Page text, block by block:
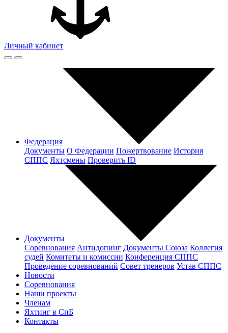
Личный кабинет
Федерация
Документы О Федерации Пожертвование История
СППС Яхтсмены Проверить ID
Документы
Соревнования Антидопинг Документы Cоюза Коллегия
судей Комитеты и комиссии Конференция СППС
Проведение соревнований Совет тренеров Устав СППС
Новости
Соревнования
Наши проекты
Членам
Яхтинг в СпБ
Контакты